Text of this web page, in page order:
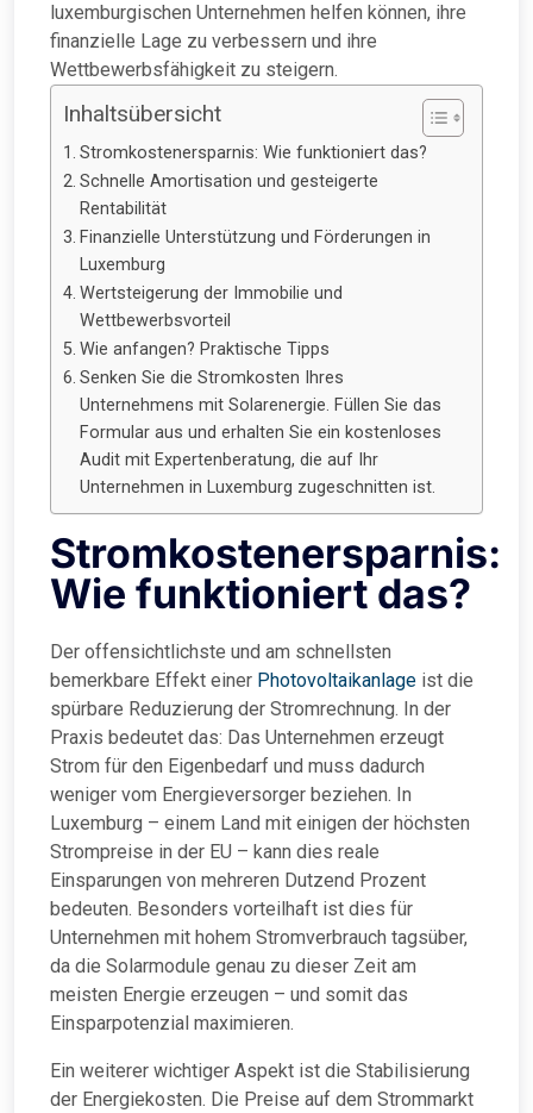
luxemburgischen Unternehmen helfen können, ihre
finanzielle Lage zu verbessern und ihre
Wettbewerbsfähigkeit zu steigern.
Inhaltsübersicht
Stromkostenersparnis: Wie funktioniert das?
Schnelle Amortisation und gesteigerte
Rentabilität
Finanzielle Unterstützung und Förderungen in
Luxemburg
Wertsteigerung der Immobilie und
Wettbewerbsvorteil
Wie anfangen? Praktische Tipps
Senken Sie die Stromkosten Ihres
Unternehmens mit Solarenergie. Füllen Sie das
Formular aus und erhalten Sie ein kostenloses
Audit mit Expertenberatung, die auf Ihr
Unternehmen in Luxemburg zugeschnitten ist.
Stromkostenersparnis:
Wie funktioniert das?
Der offensichtlichste und am schnellsten
bemerkbare Effekt einer Photovoltaikanlage ist die
spürbare Reduzierung der Stromrechnung. In der
Praxis bedeutet das: Das Unternehmen erzeugt
Strom für den Eigenbedarf und muss dadurch
weniger vom Energieversorger beziehen. In
Luxemburg – einem Land mit einigen der höchsten
Strompreise in der EU – kann dies reale
Einsparungen von mehreren Dutzend Prozent
bedeuten. Besonders vorteilhaft ist dies für
Unternehmen mit hohem Stromverbrauch tagsüber,
da die Solarmodule genau zu dieser Zeit am
meisten Energie erzeugen – und somit das
Einsparpotenzial maximieren.
Ein weiterer wichtiger Aspekt ist die Stabilisierung
der Energiekosten. Die Preise auf dem Strommarkt